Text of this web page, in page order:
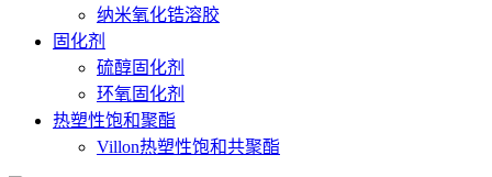
纳米氧化锆溶胶
固化剂
硫醇固化剂
环氧固化剂
热塑性饱和聚酯
Villon热塑性饱和共聚酯